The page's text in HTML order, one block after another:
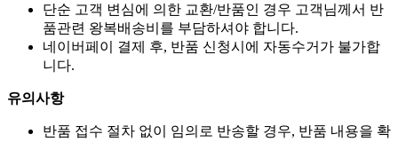
단순 고객 변심에 의한 교환/반품인 경우 고객님께서 반
품관련 왕복배송비를 부담하셔야 합니다.
네이버페이 결제 후, 반품 신청시에 자동수거가 불가합
니다.
유의사항
반품 접수 절차 없이 임의로 반송할 경우, 반품 내용을 확